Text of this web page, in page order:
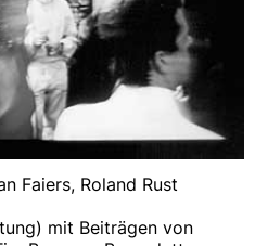
Faiers, Roland Rust
mit Beiträgen von